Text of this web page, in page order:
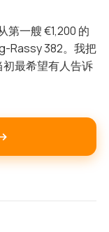
第一艘 €1,200 的
Rassy 382。我把
最希望有人告诉